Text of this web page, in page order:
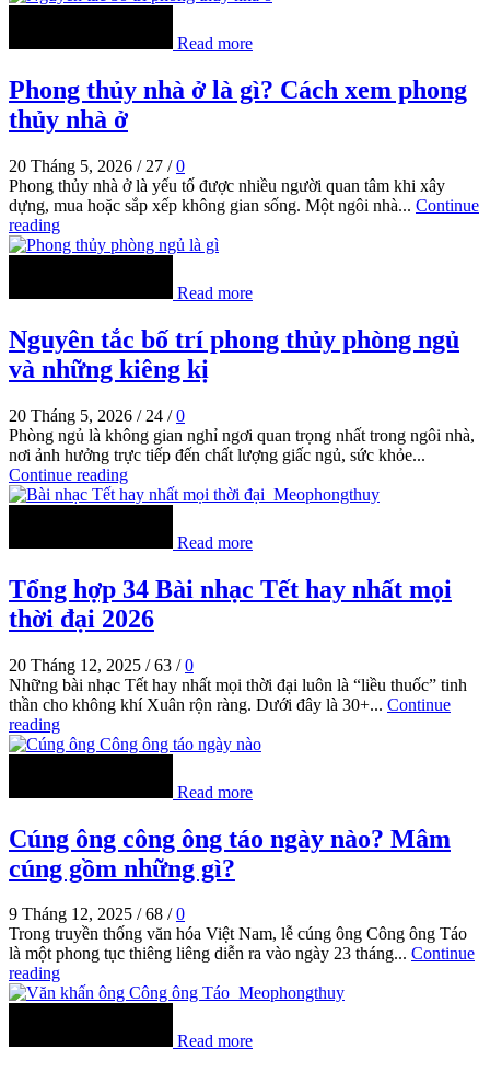
Read more
Phong thủy nhà ở là gì? Cách xem phong
thủy nhà ở
20 Tháng 5, 2026 / 27 / 0
Phong thủy nhà ở là yếu tố được nhiều người quan tâm khi xây
dựng, mua hoặc sắp xếp không gian sống. Một ngôi nhà... Continue
reading
Read more
Nguyên tắc bố trí phong thủy phòng ngủ
và những kiêng kị
20 Tháng 5, 2026 / 24 / 0
Phòng ngủ là không gian nghỉ ngơi quan trọng nhất trong ngôi nhà,
nơi ảnh hưởng trực tiếp đến chất lượng giấc ngủ, sức khỏe...
Continue reading
Read more
Tổng hợp 34 Bài nhạc Tết hay nhất mọi
thời đại 2026
20 Tháng 12, 2025 / 63 / 0
Những bài nhạc Tết hay nhất mọi thời đại luôn là “liều thuốc” tinh
thần cho không khí Xuân rộn ràng. Dưới đây là 30+... Continue
reading
Read more
Cúng ông công ông táo ngày nào? Mâm
cúng gồm những gì?
9 Tháng 12, 2025 / 68 / 0
Trong truyền thống văn hóa Việt Nam, lễ cúng ông Công ông Táo
là một phong tục thiêng liêng diễn ra vào ngày 23 tháng... Continue
reading
Read more